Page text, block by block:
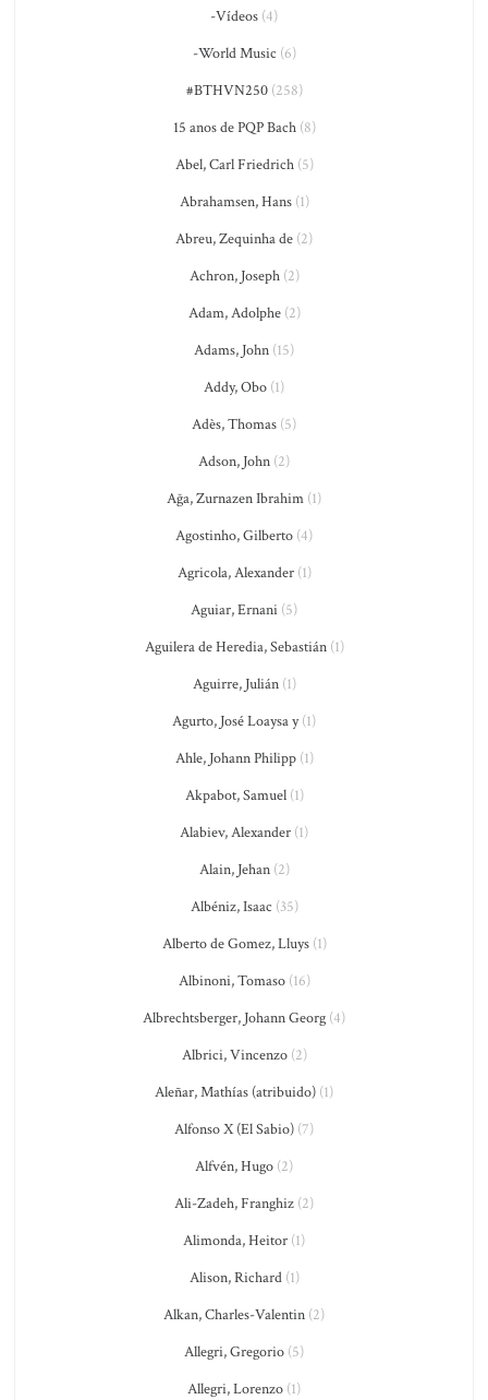
-Vídeos (4)
-World Music (6)
#BTHVN250(258)
15 anos de PQP Bach(8)
Abel, Carl Friedrich(5)
Abrahamsen, Hans(1)
Abreu, Zequinha de (2)
Achron, Joseph(2)
Adam, Adolphe(2)
Adams, John (15)
Addy, Obo (1)
Adès, Thomas (5)
Adson, John (2)
Ağa, Zurnazen Ibrahim (1)
Agostinho, Gilberto (4)
Agricola, Alexander(1)
Aguiar, Ernani (5)
Aguilera de Heredia, Sebastián(1)
Aguirre, Julián(1)
Agurto, José Loaysa y(1)
Ahle, Johann Philipp(1)
Akpabot, Samuel(1)
Alabiev, Alexander (1)
Alain, Jehan(2)
Albéniz, Isaac (35)
Alberto de Gomez, Lluys(1)
Albinoni, Tomaso(16)
Albrechtsberger, Johann Georg (4)
Albrici, Vincenzo(2)
Aleñar, Mathías (atribuido) (1)
Alfonso X (El Sabio) (7)
Alfvén, Hugo (2)
Ali-Zadeh, Franghiz (2)
Alimonda, Heitor (1)
Alison, Richard(1)
Alkan, Charles-Valentin (2)
Allegri, Gregorio (5)
Allegri, Lorenzo (1)